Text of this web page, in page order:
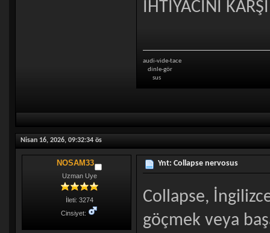
İHTİYACINI
audi-vide-tace
dinle-gör
sus
Nisan 16, 2026, 09:32:34 ös
NOSAM33
Uzman Uye
İleti: 3274
Cinsiyet:
Ynt: Collapse nervosus
Collapse,
göçmek veya